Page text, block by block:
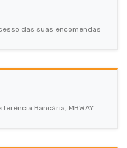
das suas encomendas
Bancária, MBWAY